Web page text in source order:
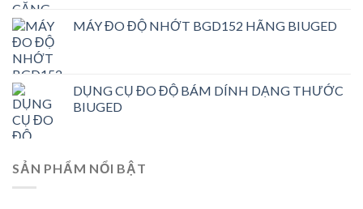
MÁY ĐO ĐỘ NHỚT BGD152 HÃNG BIUGED
DỤNG CỤ ĐO ĐỘ BÁM DÍNH DẠNG THƯỚC
BIUGED
SẢN PHẨM NỔI BẬT